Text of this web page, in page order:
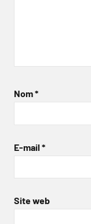
Nom*
E-mail *
Site web